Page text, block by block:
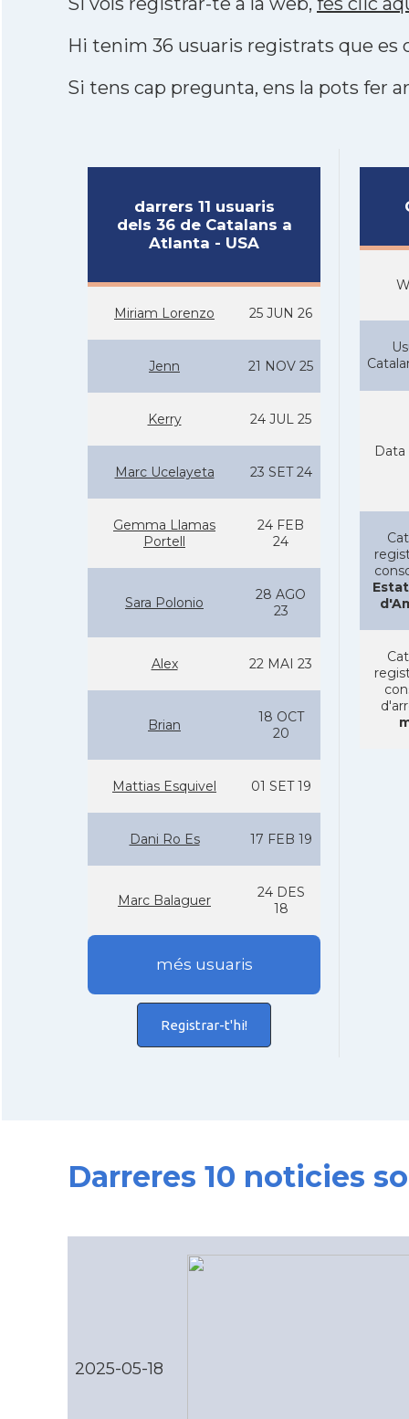
Hi tenim 36 usuaris registrats que
Si tens cap pregunta, ens la pots fer
darrers 11 usuaris
dels 36 de Catalans a
Atlanta - USA
Miriam Lorenzo 25 JUN 26
Jenn 21 NOV 25
Kerry 24 JUL 25
Marc Ucelayeta 23 SET 24
Gemma Llamas
Portell
24 FEB
24
Sara Polonio
28 AGO
23
Alex 22 MAI 23
Brian
18 OCT
20
Mattias Esquivel 01 SET 19
Dani Ro Es 17 FEB 19
Marc Balaguer
24 DES
18
més usuaris
Registrar-t'hi!
Data
Darreres 10 noticies
2025-05-18